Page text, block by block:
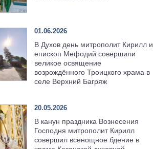
01.06.2026
В Духов день митрополит Кирилл и
епископ Мефодий совершили
великое освящение
возрождённого Троицкого храма в
селе Верхний Багряж
20.05.2026
В канун праздника Вознесения
Господня митрополит Кирилл
совершил всенощное бдение в